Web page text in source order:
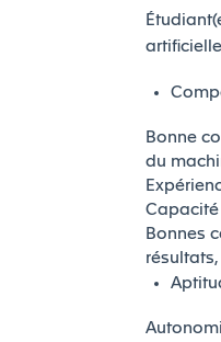
Bonne
du
Capacité
Bonnes